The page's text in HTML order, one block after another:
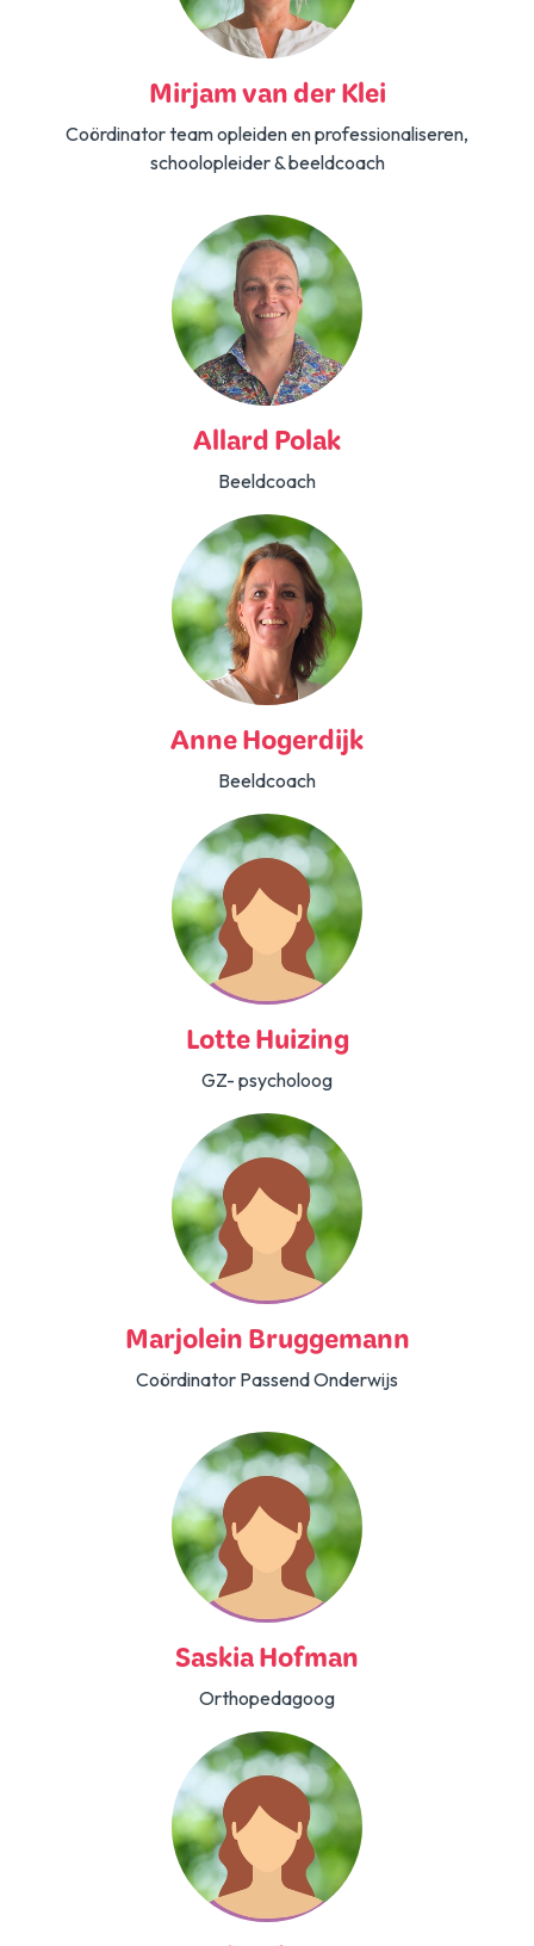
Mirjam van der Klei
Coördinator team opleiden en professionaliseren,
schoolopleider & beeldcoach
Allard Polak
Beeldcoach
Anne Hogerdijk
Beeldcoach
Lotte Huizing
GZ- psycholoog
Marjolein Bruggemann
Coördinator Passend Onderwijs
Saskia Hofman
Orthopedagoog